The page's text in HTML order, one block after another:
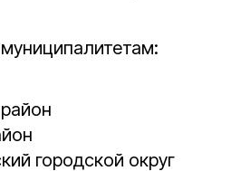
городской округ